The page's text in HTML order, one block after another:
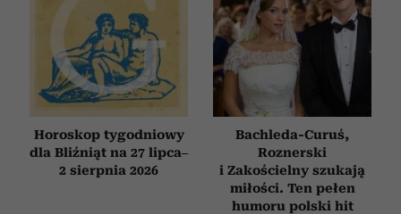
Horoskop tygodniowy
dla Bliźniąt na 27 lipca–
2 sierpnia 2026
Bachleda-Curuś,
Roznerski
i Zakościelny szukają
miłości. Ten pełen
humoru polski hit